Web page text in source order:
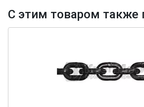
С этим товаром также